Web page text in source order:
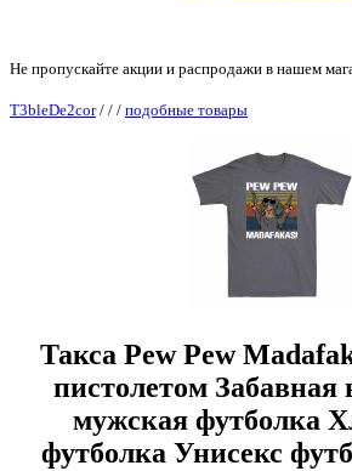
Не пропускайте акции и распродажи в нашем
T3bleDe2cor/ / / подобные товары
Такса Pew Pew
пистолетом Забавная
мужская футболка
футболка Унисекс